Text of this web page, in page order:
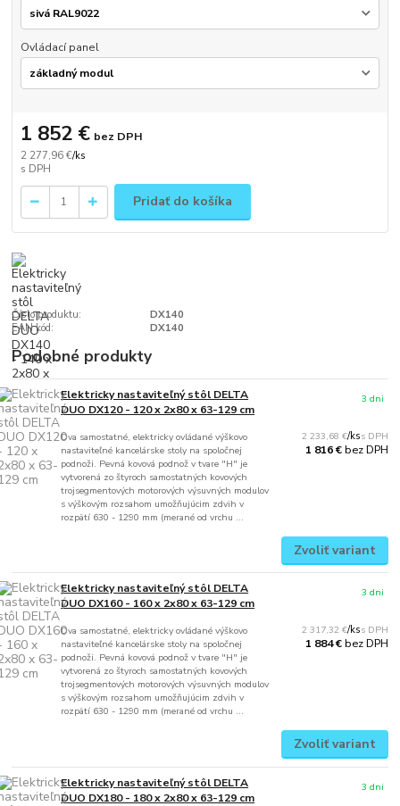
Ovládací panel
2 277,96 €/ks
1 852 € bez DPH
Pridať do košíka
Číslo produktu:
DX140
EAN kód:
DX140
Podobné produkty
Elektricky nastaviteľný stôl DELTA
DUO DX120 - 120 x 2x80 x 63-129 cm
Dva samostatné, elektricky ovládané výškovo
nastaviteľné kancelárske stoly na spoločnej
podnoži. Pevná kovová podnož v tvare "H" je
vytvorená zo štyroch samostatných kovových
trojsegmentových motorových výsuvných modulov
s výškovým rozsahom umožňujúcim zdvih v
rozpätí 630 - 1290 mm (merané od vrchu ...
2 233,68 €/ks
1 816 €bez DPH
3 dni
Zvoliť variant
Elektricky nastaviteľný stôl DELTA
DUO DX160 - 160 x 2x80 x 63-129 cm
Dva samostatné, elektricky ovládané výškovo
nastaviteľné kancelárske stoly na spoločnej
podnoži. Pevná kovová podnož v tvare "H" je
vytvorená zo štyroch samostatných kovových
trojsegmentových motorových výsuvných modulov
s výškovým rozsahom umožňujúcim zdvih v
rozpätí 630 - 1290 mm (merané od vrchu ...
2 317,32 €/ks
1 884 €bez DPH
3 dni
Zvoliť variant
Elektricky nastaviteľný stôl DELTA
DUO DX180 - 180 x 2x80 x 63-129 cm
3 dni